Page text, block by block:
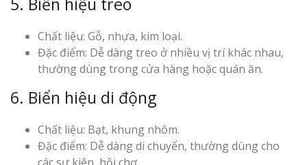
Chất liệu: Gỗ, nhựa, kim loại.
Đặc điểm: Dễ dàng treo ở nhiều vị trí khác nhau,
thường dùng trong cửa hàng hoặc quán ăn.
6. Biển hiệu di động
Chất liệu: Bạt, khung nhôm.
Đặc điểm: Dễ dàng di chuyển, thường dùng cho
các sự kiện, hội chợ.